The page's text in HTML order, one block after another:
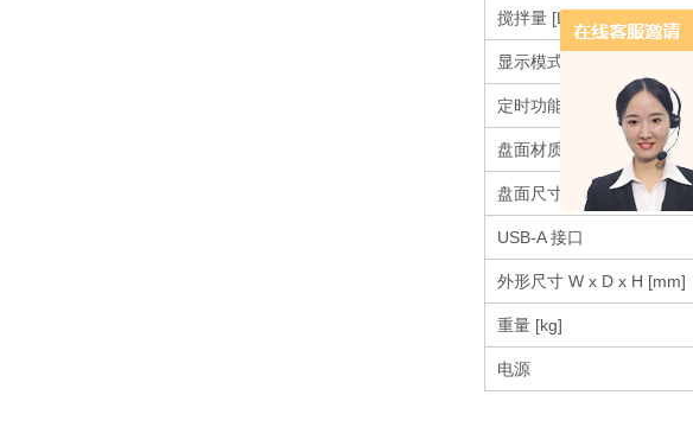
搅拌量 [L]H2O
显示模式/ 控制方式
定时功能
盘面材质
盘面尺寸 [mm]
USB-A 接口
外形尺寸 W x D x H [mm]
重量 [kg]
电源